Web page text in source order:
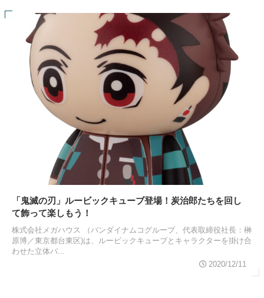
「鬼滅の刃」ルービックキューブ登場！炭治郎たちを回し
て飾って楽しもう！
株式会社メガハウス （バンダイナムコグループ、代表取締役社長：榊
原博／東京都台東区)は、ルービックキューブとキャラクターを掛け合
わせた立体パ...
2020/12/11